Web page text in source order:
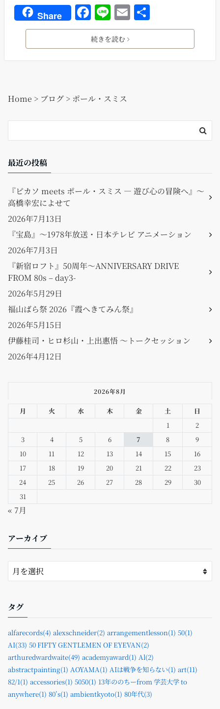
Share F
a
c
e
o
o
k
Li
n
e
E
m
ai
l
有
続きを読む
Home > ブログ > ポール・スミス
最近の投稿
『ピカソ meets ポール・スミス ― 遊び心の冒険へ』〜
高橋幸宏によせて
2026年7月13日
『宝島』〜1978年放送・日本テレビ アニメーション
2026年7月3日
『新宿ロフト』50周年〜ANNIVERSARY DRIVE
FROM 80s – day3-
2026年5月29日
福山ばら祭 2026『霞へきてみん祭』
2026年5月15日
伊藤桂司・ヒロ杉山・上出惠悟 〜トークセッション
2026年4月12日
2026年8月
月 火 水 木 金 土
日
1
2
3
4 5 6 7 8
9
10
11 12 13 14 15
16
17
18 19 20 21 22
23
24
25 26 27 28 29
30
31
« 7月
アーカイブ
タグ
alfarecords(4) alexschneider(2) arrangementlesson(1) 50(1)
AI(33) 50 FIFTY GENTLEMEN OF EYEVAN(2)
arthuredwardwaite(49) academyaward(1) Al(2)
abstractpainting(1) AOYAMA(1) AIは戦争を知らない(1) art(11)
82/1(1) accessories(1) 5050(1) 13年ののちーfrom 学芸大学 to
anywhere(1) 80’s(1) ambientkyoto(1) 80年代(3)